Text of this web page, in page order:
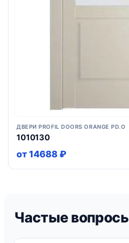
ДВЕРИ PROFIL DOORS ORANGE PD.O
1010130
от 14688 ₽
Частые